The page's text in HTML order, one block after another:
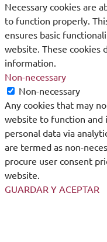
Necessary cookies are
to function properly.
ensures basic
website. These cookies
information.
Non-necessary
Non-necessary
Any cookies that may
website to function and
personal data via
are termed as non-
procure user consent
website.
GUARDAR Y ACEPTAR